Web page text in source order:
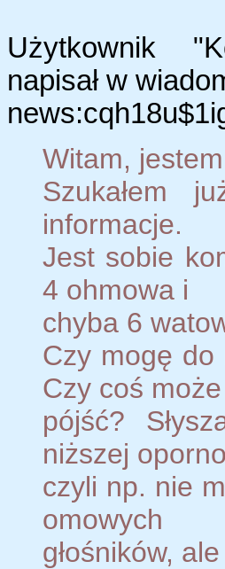
Użytkownik
napisał w
Witam,
Szukałem
informacje.
Jest sobie
4 ohmowa i
chyba 6
Czy mogę do
Czy coś
pójść?
niższej
czyli np. nie
omowych
głośników,